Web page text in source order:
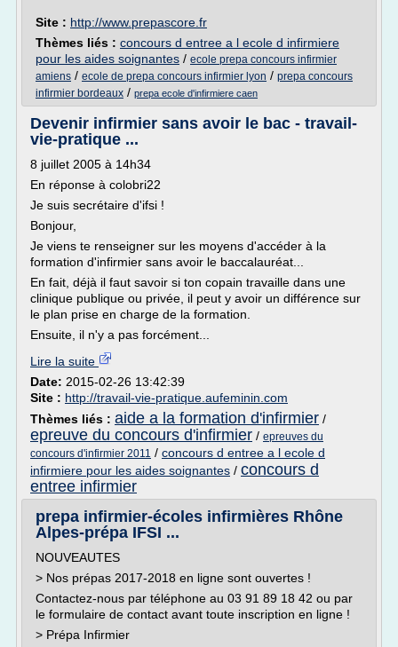
Site : http://www.prepascore.fr
Thèmes liés : concours d entree a l ecole d infirmiere
pour les aides soignantes / ecole prepa concours infirmier
amiens / ecole de prepa concours infirmier lyon / prepa concours
infirmier bordeaux / prepa ecole d'infirmiere caen
Devenir infirmier sans avoir le bac - travail-
vie-pratique ...
8 juillet 2005 à 14h34
En réponse à colobri22
Je suis secrétaire d'ifsi !
Bonjour,
Je viens te renseigner sur les moyens d'accéder à la
formation d'infirmier sans avoir le baccalauréat...
En fait, déjà il faut savoir si ton copain travaille dans une
clinique publique ou privée, il peut y avoir un différence sur
le plan prise en charge de la formation.
Ensuite, il n'y a pas forcément...
Lire la suite
Date: 2015-02-26 13:42:39
Site : http://travail-vie-pratique.aufeminin.com
Thèmes liés : aide a la formation d'infirmier /
epreuve du concours d'infirmier / epreuves du
concours d'infirmier 2011 / concours d entree a l ecole d
infirmiere pour les aides soignantes / concours d
entree infirmier
prepa infirmier-écoles infirmières Rhône
Alpes-prépa IFSI ...
NOUVEAUTES
> Nos prépas 2017-2018 en ligne sont ouvertes !
Contactez-nous par téléphone au 03 91 89 18 42 ou par
le formulaire de contact avant toute inscription en ligne !
> Prépa Infirmier